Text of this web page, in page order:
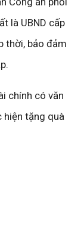
là UBND cấp
thời, bảo đảm
chính có văn
hiện tặng quà